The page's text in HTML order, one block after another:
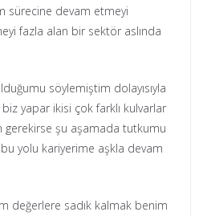
sürecine devam etmeyi
fazla alan bir sektör aslında
söylemiştim dolayısıyla
yapar ikisi çok farklı kulvarlar
gerekirse şu aşamada tutkumu
yolu kariyerime aşkla devam
değerlere sadık kalmak benim